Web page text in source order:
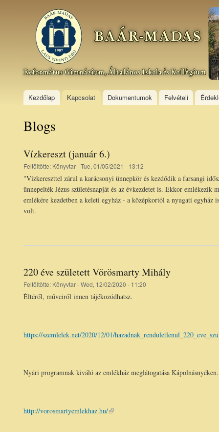
Baár–
Madas
Református
Gimnázium,
Általános
Kollégium
Kezdőlap Kapcsolat Dokumentumok Felvételi
Blogs
Vízkereszt (január 6.)
Feltöltötte: Könyvtar- Tue, 01/05/2021 - 13:12
"Vízkereszttel zárul a karácsonyi ünnepkör és kezdődik a farsangi
ünnepelték Jézus születésnapját és az évkezdetet is. Ekkor
emlékére kezdetben a keleti egyház - a középkortól a nyugati
volt.
220 éve született Vörösmarty Mihály
Feltöltötte: Könyvtar- Wed, 12/02/2020 - 11:20
Éltéről, műveiről innen tájékozódhatsz.
https://szemlelek.net/2020/12/01/
Nyári programnak kiváló az emlékház meglátogatása Kápolnásnyéken.
http://vorosmartyemlekhaz.hu/(link is